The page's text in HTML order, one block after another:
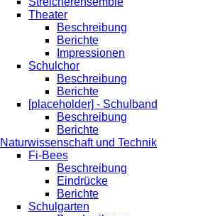
Theater
Beschreibung
Berichte
Impressionen
Schulchor
Beschreibung
Berichte
[placeholder] - Schulband
Beschreibung
Berichte
Naturwissenschaft und Technik
Fi-Bees
Beschreibung
Eindrücke
Berichte
Schulgarten